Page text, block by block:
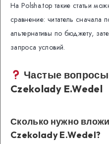
На Polsha.top такие статьи
сравнение: читатель сначала
альтернативы по бюджету,
запроса условий.
Частые
Czekolady E.Wedel
Сколько нужно
Czekolady E.Wedel?